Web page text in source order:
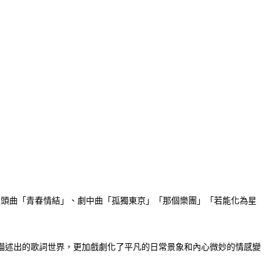
曲「青春情結」、劇中曲「孤獨東京」「那個樂團」「若能化為星
出的歌詞世界，更加戲劇化了平凡的日常景象和內心微妙的情感變